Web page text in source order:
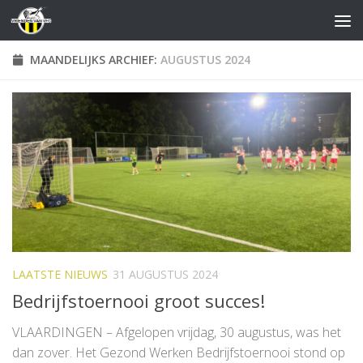
Doorgaan naar inhoud
MAANDELIJKS ARCHIEF: AUGUSTUS 2024
LAATSTE NIEUWS 31 AUGUSTUS 2024
Bedrijfstoernooi groot succes!
VLAARDINGEN – Afgelopen vrijdag, 30 augustus, was het
dan zover. Het Gezond Werken Bedrijfstoernooi stond op